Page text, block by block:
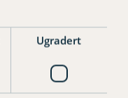
Ugradert